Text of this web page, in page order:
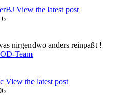
View the latest post
nirgendwo anders reinpaßt !
Team
View the latest post